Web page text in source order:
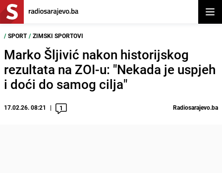
/ SPORT / ZIMSKI SPORTOVI
Marko Šljivić nakon historijskog
rezultata na ZOI-u: "Nekada je uspjeh
i doći do samog cilja"
17.02.26. 08:21 1 Radiosarajevo.ba